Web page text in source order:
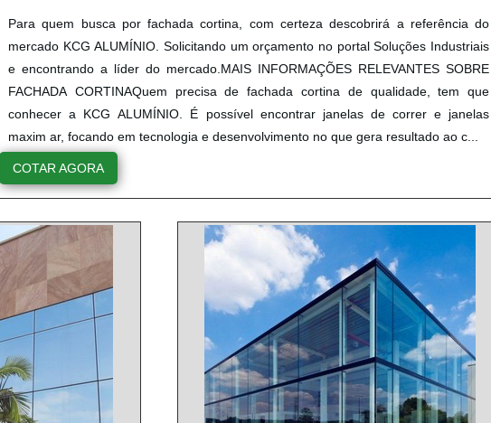
Para quem busca por fachada cortina, com certeza descobrirá a referência do
mercado KCG ALUMÍNIO. Solicitando um orçamento no portal Soluções Industriais
e encontrando a líder do mercado.MAIS INFORMAÇÕES RELEVANTES SOBRE
FACHADA CORTINAQuem precisa de fachada cortina de qualidade, tem que
conhecer a KCG ALUMÍNIO. É possível encontrar janelas de correr e janelas
maxim ar, focando em tecnologia e desenvolvimento no que gera resultado ao c...
COTAR AGORA